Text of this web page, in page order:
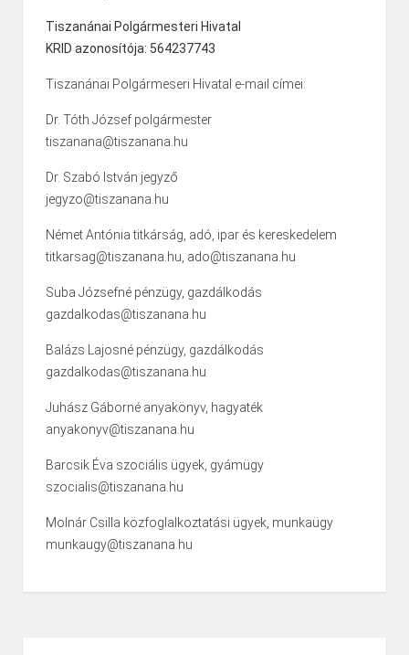
Tiszanánai Polgármesteri Hivatal
KRID azonosítója: 564237743
Tiszanánai Polgármeseri Hivatal e-mail címei:
Dr. Tóth József polgármester
tiszanana@tiszanana.hu
Dr. Szabó István jegyző
jegyzo@tiszanana.hu
Német Antónia titkárság, adó, ipar és kereskedelem
titkarsag@tiszanana.hu, ado@tiszanana.hu
Suba Józsefné pénzügy, gazdálkodás
gazdalkodas@tiszanana.hu
Balázs Lajosné pénzügy, gazdálkodás
gazdalkodas@tiszanana.hu
Juhász Gáborné anyakönyv, hagyaték
anyakonyv@tiszanana.hu
Barcsik Éva szociális ügyek, gyámügy
szocialis@tiszanana.hu
Molnár Csilla közfoglalkoztatási ügyek, munkaügy
munkaugy@tiszanana.hu